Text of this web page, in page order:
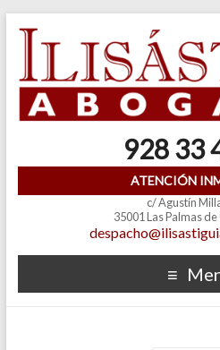
928 33
ATENCIÓN
c/ Agustín
35001 Las Palmas